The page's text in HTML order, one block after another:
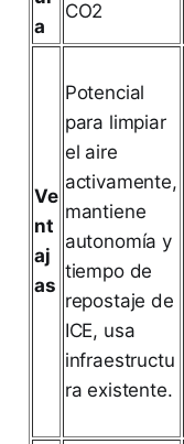
a
CO2
Ve
nt
aj
as
Potencial
para limpiar
el aire
activamente,
mantiene
autonomía y
tiempo de
repostaje de
ICE, usa
infraestructu
ra existente.